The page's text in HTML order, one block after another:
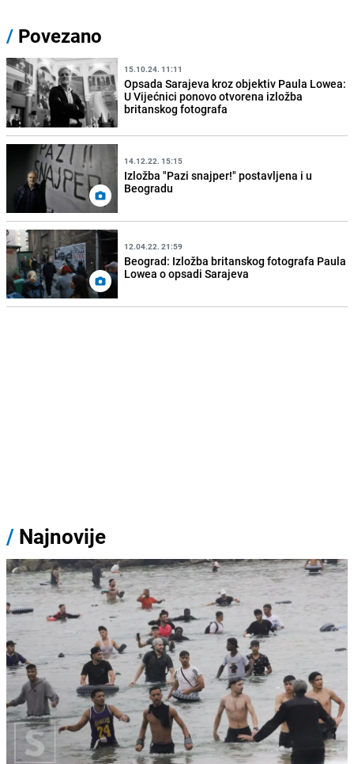
/ Povezano
15.10.24. 11:11
Opsada Sarajeva kroz objektiv Paula Lowea:
U Vijećnici ponovo otvorena izložba
britanskog fotografa
14.12.22. 15:15
Izložba "Pazi snajper!" postavljena i u
Beogradu
12.04.22. 21:59
Beograd: Izložba britanskog fotografa Paula
Lowea o opsadi Sarajeva
/ Najnovije